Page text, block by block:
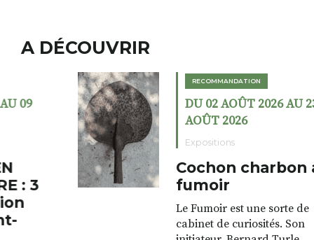
A DÉCOUVRIR
RECOMMANDATION
DU 02 AOÛT 2026 AU 23
AOÛT 2026
Expositions
Cochon charbon au
fumoir
Le Fumoir est une sorte de
cabinet de curiosités. Son